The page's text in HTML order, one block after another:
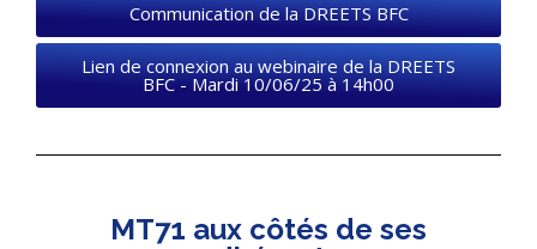
Communication de la DREETS BFC
Lien de connexion au webinaire de la DREETS
BFC - Mardi 10/06/25 à 14h00
MT71 aux côtés de ses